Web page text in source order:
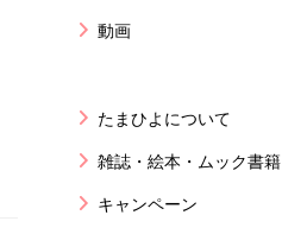
動画
たまひよについて
雑誌・絵本・ムック書籍
キャンペーン